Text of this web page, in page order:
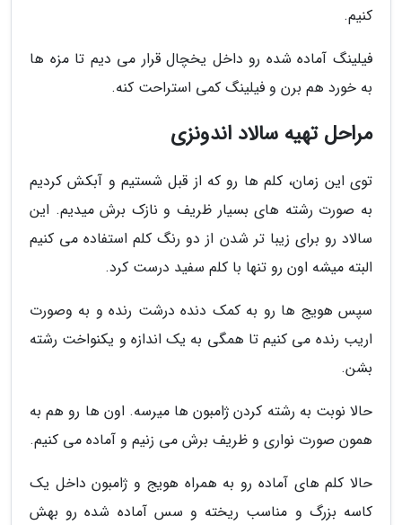
کنیم.
فیلینگ آماده شده رو داخل یخچال قرار می دیم تا مزه ها
به خورد هم برن و فیلینگ کمی استراحت کنه.
مراحل تهیه سالاد اندونزی
توی این زمان، کلم ها رو که از قبل شستیم و آبکش کردیم
به صورت رشته های بسیار ظریف و نازک برش میدیم. این
سالاد رو برای زیبا تر شدن از دو رنگ کلم استفاده می کنیم
البته میشه اون رو تنها با کلم سفید درست کرد.
سپس هویج ها رو به کمک دنده درشت رنده و به وصورت
اریب رنده می کنیم تا همگی به یک اندازه و یکنواخت رشته
بشن.
حالا نوبت به رشته کردن ژامبون ها میرسه. اون ها رو هم به
همون صورت نواری و ظریف برش می زنیم و آماده می کنیم.
حالا کلم های آماده رو به همراه هویج و ژامبون داخل یک
کاسه بزرگ و مناسب ریخته و سس آماده شده رو بهش